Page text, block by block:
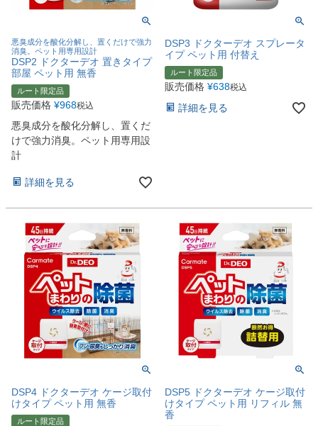
悪臭成分を酸化分解し、置くだけで強力
消臭。ペット用専用設計
DSP2 ドクターデオ 置きタイプ
部屋 ペット用 無香
ルート限定品
販売価格 ¥968税込
悪臭成分を酸化分解し、置くだ
けで強力消臭。ペット用専用設
計
詳細を見る
DSP3 ドクターデオ スプレータ
イプ ペット用 付替え
ルート限定品
販売価格 ¥638税込
詳細を見る
DSP4 ドクターデオ ケージ取付
けタイプ ペット用 無香
ルート限定品
DSP5 ドクターデオ ケージ取付
けタイプ ペット用 リフィル 無
香